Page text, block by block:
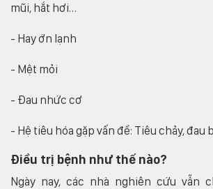
mũi, hắt hơi…
- Hay ớn lạnh
- Mệt mỏi
- Đau nhức cơ
- Hệ tiêu hóa gặp vấn đề: Tiêu chảy, đau
Điều trị bệnh như thế nào?
Ngày nay, các nhà nghiên cứu vẫn